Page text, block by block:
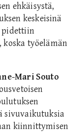
ehkäisystä,
keskeisinä
pidettiin
koska työelämän
Mari Souto
sivuvaikutuksia
kiinnittymisen